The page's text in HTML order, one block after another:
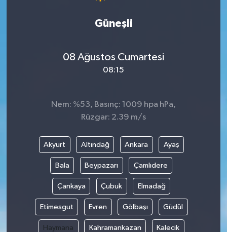
Güneşli
08 Ağustos Cumartesi
08:15
Nem: %53, Basınç: 1009 hpa hPa,
Rüzgar: 2.39 m/s
Akyurt Altındağ Ankara Ayaş
Bala Beypazarı Çamlıdere
Çankaya Çubuk Elmadağ
Etimesgut Evren Gölbaşı Güdül
Haymana Kahramankazan Kalecik
Yaşam
Yurttan